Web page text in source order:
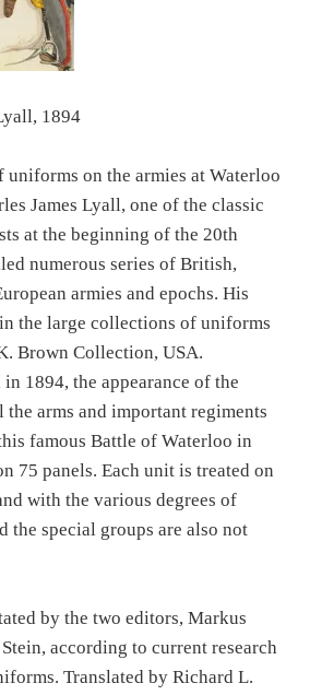
1894
uniforms on the armies at Waterloo
James Lyall, one of the classic
at the beginning of the 20th
numerous series of British,
armies and epochs. His
the large collections of uniforms
Brown Collection, USA.
1894, the appearance of the
arms and important regiments
famous Battle of Waterloo in
75 panels. Each unit is treated on
with the various degrees of
the special groups are also not
by the two editors, Markus
according to current research
Translated by Richard L.